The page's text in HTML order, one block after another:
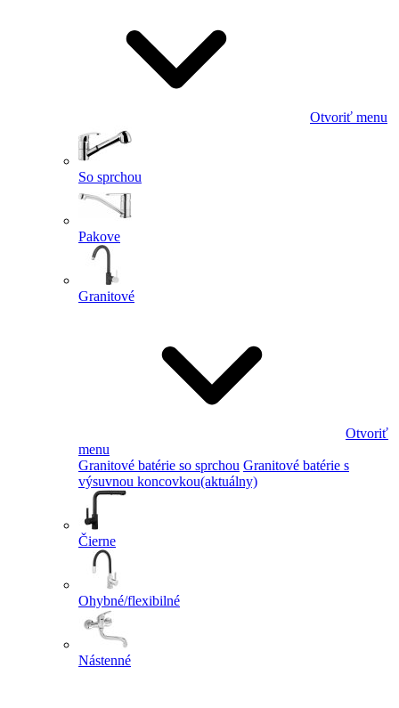
Otvoriť menu
So sprchou
Pakove
Granitové
Otvoriť
menu
Granitové batérie so sprchou Granitové batérie s
výsuvnou koncovkou(aktuálny)
Čierne
Ohybné/flexibilné
Nástenné